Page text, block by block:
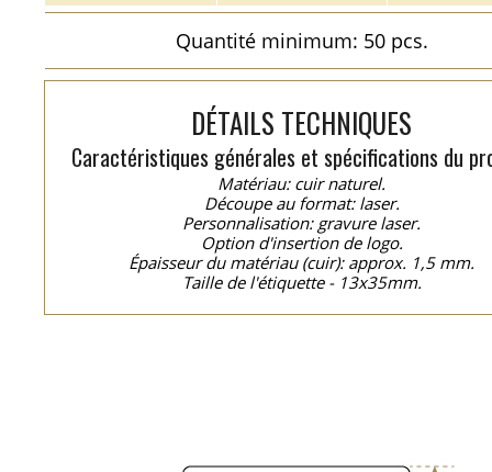
Quantité minimum: 50 pcs.
DÉTAILS TECHNIQUES
Caractéristiques générales et spécifications du
Matériau: cuir naturel.
Découpe au format: laser.
Personnalisation: gravure laser.
Option d'insertion de logo.
Épaisseur du matériau (cuir): approx. 1,5 mm.
Taille de l'étiquette - 13x35mm.